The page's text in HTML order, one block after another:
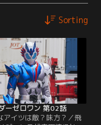
Sorting
ーゼロワン 第02話
アイツは敵？味方？／飛